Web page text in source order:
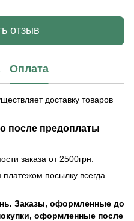
отзыв
Оплата
доставку товаров
после предоплаты
заказа от 2500грн.
посылку всегда
Заказы, оформленные до
оформленные после